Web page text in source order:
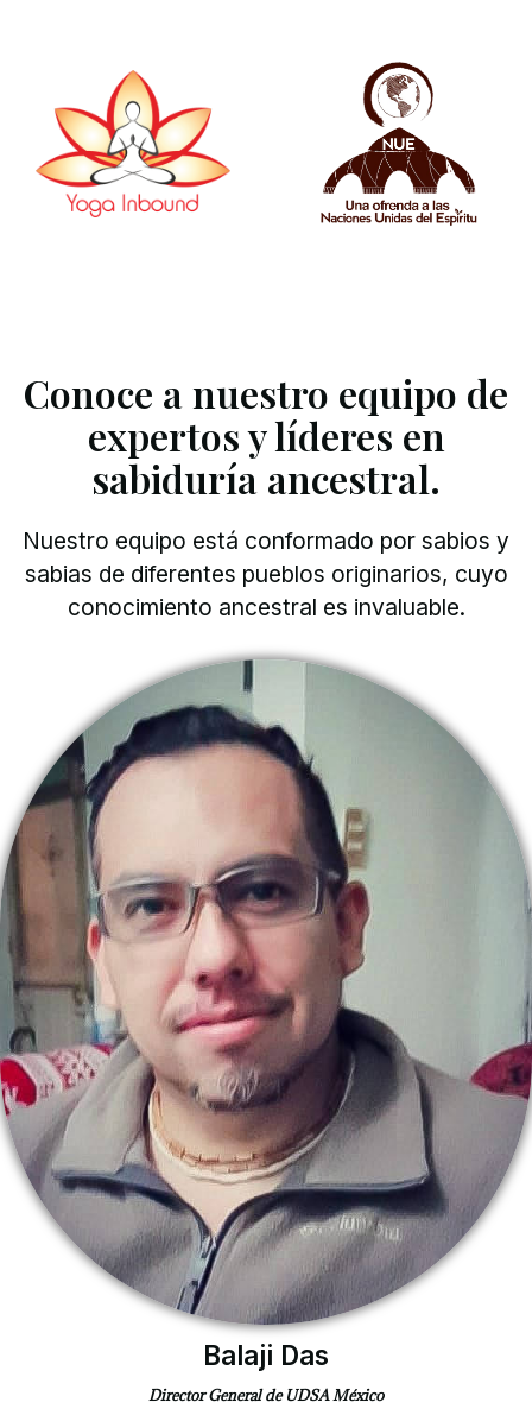
Conoce a nuestro equipo de
expertos y líderes en
sabiduría ancestral.
Nuestro equipo está conformado por sabios y
sabias de diferentes pueblos originarios, cuyo
conocimiento ancestral es invaluable.
Balaji Das
Director General de UDSA México